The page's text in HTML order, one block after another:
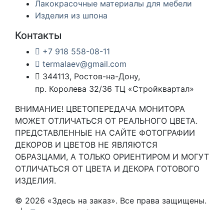
Лакокрасочные материалы для мебели
Изделия из шпона
Контакты
+7 918 558-08-11
termalaev@gmail.com
344113, Ростов-на-Дону,
пр. Королева 32/36 ТЦ «Стройквартал»
ВНИМАНИЕ! ЦВЕТОПЕРЕДАЧА МОНИТОРА
МОЖЕТ ОТЛИЧАТЬСЯ ОТ РЕАЛЬНОГО ЦВЕТА.
ПРЕДСТАВЛЕННЫЕ НА САЙТЕ ФОТОГРАФИИ
ДЕКОРОВ И ЦВЕТОВ НЕ ЯВЛЯЮТСЯ
ОБРАЗЦАМИ, А ТОЛЬКО ОРИЕНТИРОМ И МОГУТ
ОТЛИЧАТЬСЯ ОТ ЦВЕТА И ДЕКОРА ГОТОВОГО
ИЗДЕЛИЯ.
© 2026 «Здесь на заказ». Все права защищены.